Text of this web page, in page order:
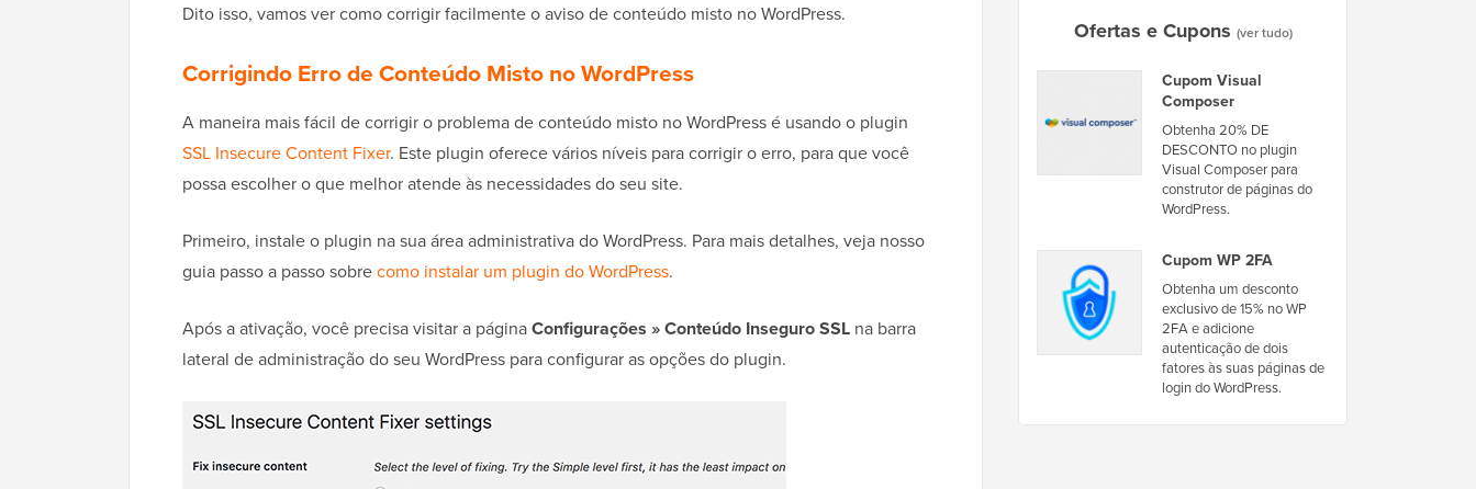
Dito isso, vamos ver como corrigir facilmente o aviso de conteúdo misto no WordPress.
Corrigindo Erro de Conteúdo Misto no WordPress
A maneira mais fácil de corrigir o problema de conteúdo misto no WordPress é usando o plugin
SSL Insecure Content Fixer. Este plugin oferece vários níveis para corrigir o erro, para que você
possa escolher o que melhor atende às necessidades do seu site.
Primeiro, instale o plugin na sua área administrativa do WordPress. Para mais detalhes, veja nosso
guia passo a passo sobrecomo instalar um plugin do WordPress.
Após a ativação, você precisa visitar a páginaConfigurações » Conteúdo Inseguro SSL na barra
lateral de administração do seu WordPress para configurar as opções do plugin.
Ofertas e Cupons (ver tudo)
Cupom Visual
Composer
Obtenha 20% DE
DESCONTO no plugin
Visual Composer para
construtor de páginas do
WordPress.
Cupom WP 2FA
Obtenha um desconto
exclusivo de 15% no WP
2FA e adicione
autenticação de dois
fatores às suas páginas de
login do WordPress.